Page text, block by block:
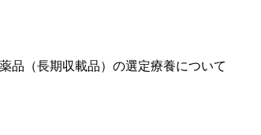
品（長期収載品）の選定療養について